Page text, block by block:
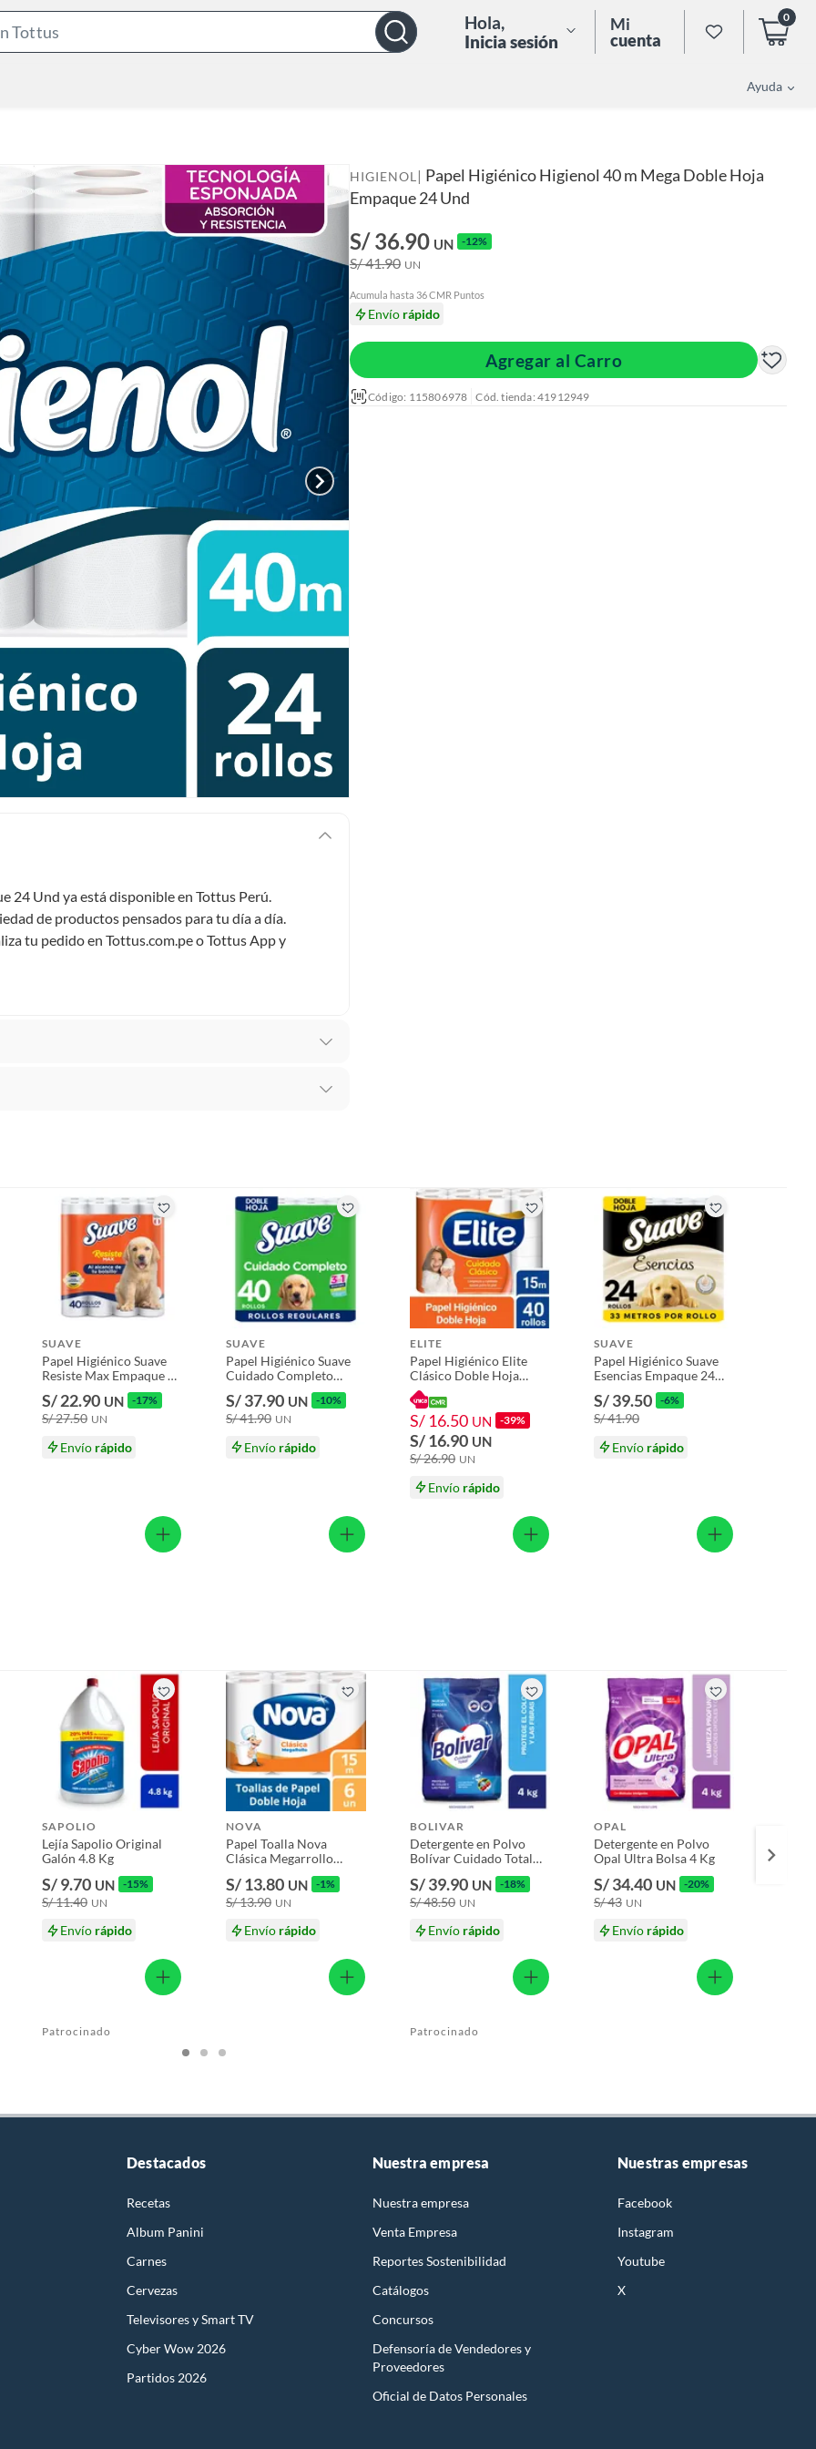
Hola,
Inicia sesión
Mi
cuenta
0
Ayuda
24 Und ya está disponible en Tottus Perú.
de productos pensados para tu día a día.
tu pedido en Tottus.com.pe o Tottus App y
tienen:
productos para asfalto, hormigón, albañilería.
productos para asfalto.
tecnología, línea blanca, colchones, muebles, bicicletas y
con señales de uso, sin empaques, etiquetas o sellos.
HIGIENOL | Papel Higiénico Higienol 40 m Mega Doble Hoja
Empaque 24 Und
S/ 36.90 UN -12%
S/ 41.90 UN
Acumula hasta 36 CMR Puntos
Envío rápido
Agregar al Carro
Código: 115806978 Cód. tienda: 41912949
SUAVE
Papel Higiénico Suave
Resiste Max Empaque 40
S/ 22.90 UN -17%
S/ 27.50 UN
Envío rápido
SUAVE
Papel Higiénico Suave
Cuidado Completo
Doble Hoja Empaque 40
Und
S/ 37.90 UN -10%
S/ 41.90 UN
Envío rápido
ELITE
Papel Higiénico Elite
Clásico Doble Hoja
Empaque 40 Und
S/ 16.50 UN -39%
S/ 16.90 UN
S/ 26.90 UN
Envío rápido
SUAVE
Papel Higiénico Suave
Esencias Empaque 24
S/ 39.50 -6%
S/ 41.90
Envío rápido
SAPOLIO
Lejía Sapolio Original
Galón 4.8 Kg
S/ 9.70 UN -15%
S/ 11.40 UN
Envío rápido
Patrocinado
NOVA
Papel Toalla Nova
Clásica Megarrollo
Empaque 6 Und
S/ 13.80 UN -1%
S/ 13.90 UN
Envío rápido
BOLIVAR
Detergente en Polvo
Bolívar Cuidado Total
S/ 39.90 UN -18%
S/ 48.50 UN
Envío rápido
Patrocinado
OPAL
Detergente en Polvo
Opal Ultra Bolsa 4 Kg
S/ 34.40 UN -20%
S/ 43 UN
Envío rápido
Destacados
Recetas
Album Panini
Carnes
Cervezas
Televisores y Smart TV
Cyber Wow 2026
Partidos 2026
Nuestra empresa
Nuestra empresa
Venta Empresa
Reportes Sostenibilidad
Catálogos
Concursos
Defensoría de Vendedores y
Proveedores
Oficial de Datos Personales
Nuestras empresas
Facebook
Instagram
Youtube
X